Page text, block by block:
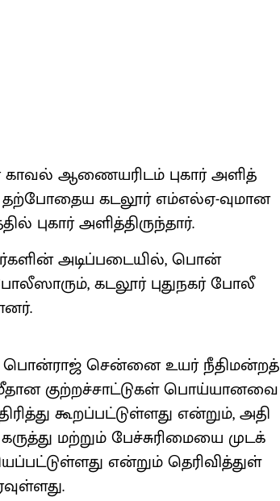
ஆணை​யரிடம் புகார் அளித்​
கடலூர் எம்​எல்​ஏ-வு​மான
புகார் அளித்​திருந்​தார்.
அடிப்​படை​யில், பொன்​
கடலூர் புதுநகர் போலீ​
பொன்​ராஜ் சென்னை உயர் நீதி​மன்​றத்​
குற்​றச்​சாட்​டு​கள் பொய்​யானவை
கூறப்​பட்​டுள்​ளது என்​றும், அதி​
மற்​றும் பேச்​சுரிமையை முடக்​
என்​றும் தெரி​வித்​துள்​